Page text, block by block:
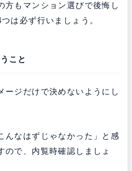
方もマンション選びで後悔し
は必ず行いましょう。
こと
ージだけで決めないようにし
んなはずじゃなかった」と感
ので、内覧時確認しましょ